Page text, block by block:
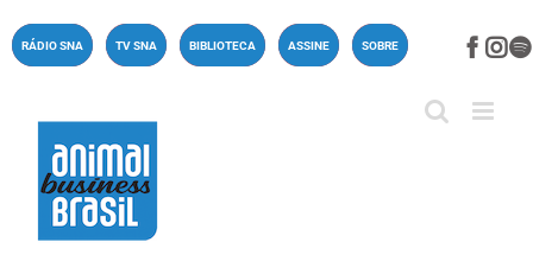
paraRÁDIO SNA TV SNA BIBLIOTECA ASSINE SOBRE